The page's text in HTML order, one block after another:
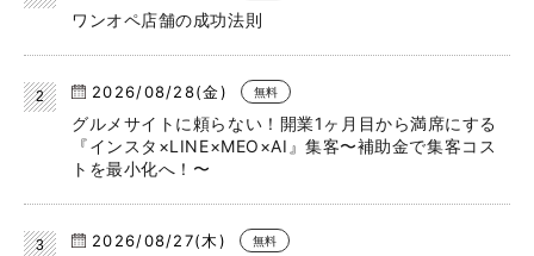
ワンオペ店舗の成功法則
2026/08/28(金) 無料
グルメサイトに頼らない！開業1ヶ月目から満席にする
『インスタ×LINE×MEO×AI』集客〜補助金で集客コス
トを最小化へ！〜
2026/08/27(木) 無料